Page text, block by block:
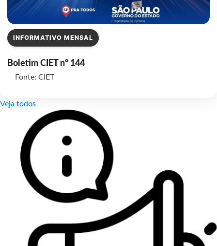
INFORMATIVO MENSAL
Boletim CIET nº 144
Fonte: CIET
Veja todos